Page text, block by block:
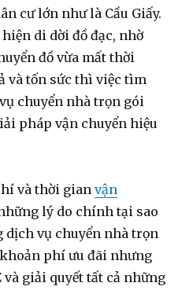
cư lớn như là Cầu Giấy.
di dời đồ đạc, nhờ
đồ vừa mất thời
và tốn sức thì việc tìm
chuyển nhà trọn gói
pháp vận chuyển hiệu
và thời gianvận
lý do chính tại sao
dịch vụ chuyển nhà trọn
phí ưu đãi nhưng
và giải quyết tất cả những